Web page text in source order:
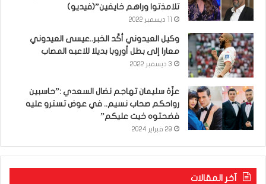
تلامذتوا وراهم خايفين”(فيديو)
وكيل العيدوني أكّد الخبر..عيسى العيدوني
معارا إلى بطل أوروبا بديلا للاعبه المصاب
3 ديسمبر 2022
عزّة سليمان تهاجم نضال السعدي :”حاسبين
رواحكم صحاب نسيم.. في عوض تسترو عليه
فضحتوه خيت عليكم”
29 فبراير 2024
آخر المقالات